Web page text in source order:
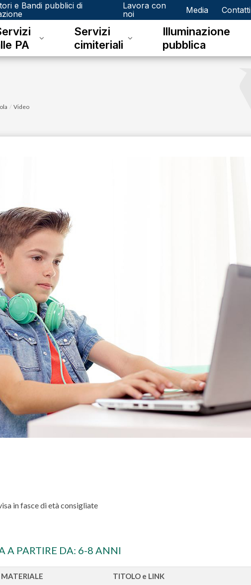
e Bandi pubblici di
Lavora con
noi
Media Contatti
PA
Servizi
cimiteriali
Illuminazione
pubblica
Video
in fasce di età consigliate
A PARTIRE DA: 6-8 ANNI
MATERIALE TITOLO e LINK